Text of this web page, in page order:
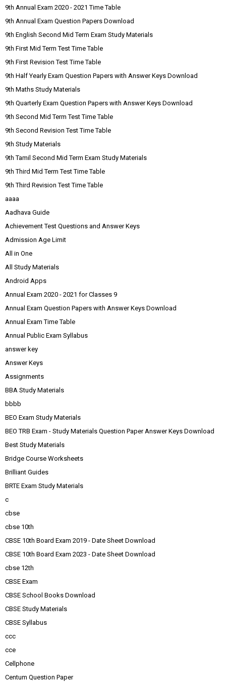
9th Annual Exam 2020 - 2021 Time Table
9th Annual Exam Question Papers Download
9th English Second Mid Term Exam Study Materials
9th First Mid Term Test Time Table
9th First Revision Test Time Table
9th Half Yearly Exam Question Papers with Answer Keys Download
9th Maths Study Materials
9th Quarterly Exam Question Papers with Answer Keys Download
9th Second Mid Term Test Time Table
9th Second Revision Test Time Table
9th Study Materials
9th Tamil Second Mid Term Exam Study Materials
9th Third Mid Term Test Time Table
9th Third Revision Test Time Table
aaaa
Aadhava Guide
Achievement Test Questions and Answer Keys
Admission Age Limit
All in One
All Study Materials
Android Apps
Annual Exam 2020 - 2021 for Classes 9
Annual Exam Question Papers with Answer Keys Download
Annual Exam Time Table
Annual Public Exam Syllabus
answer key
Answer Keys
Assignments
BBA Study Materials
bbbb
BEO Exam Study Materials
BEO TRB Exam - Study Materials Question Paper Answer Keys Download
Best Study Materials
Bridge Course Worksheets
Brilliant Guides
BRTE Exam Study Materials
c
cbse
cbse 10th
CBSE 10th Board Exam 2019 - Date Sheet Download
CBSE 10th Board Exam 2023 - Date Sheet Download
cbse 12th
CBSE Exam
CBSE School Books Download
CBSE Study Materials
CBSE Syllabus
ccc
cce
Cellphone
Centum Question Paper